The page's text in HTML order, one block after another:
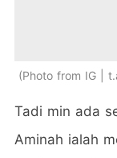
Photo from IG |
Tadi min ada
Aminah ialah